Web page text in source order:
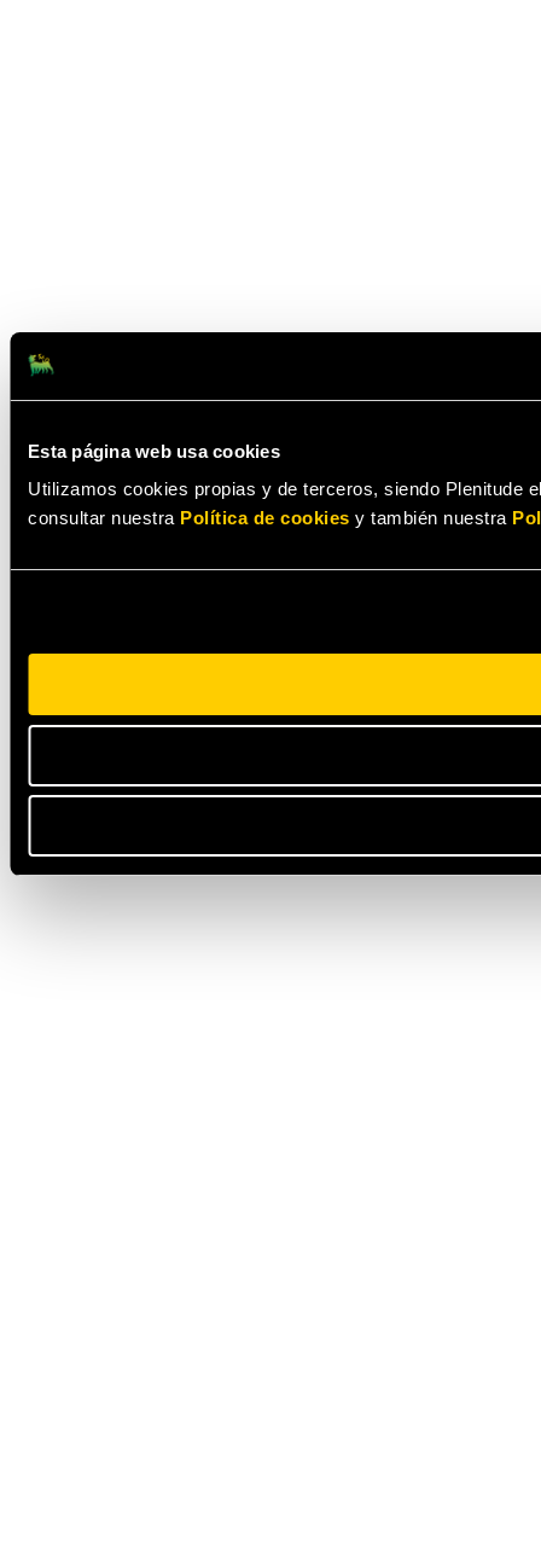
Esta página web usa cookies
Utilizamos cookies propias y de terceros, siendo Plenitude
consultar nuestra Política de cookies y también nuestra